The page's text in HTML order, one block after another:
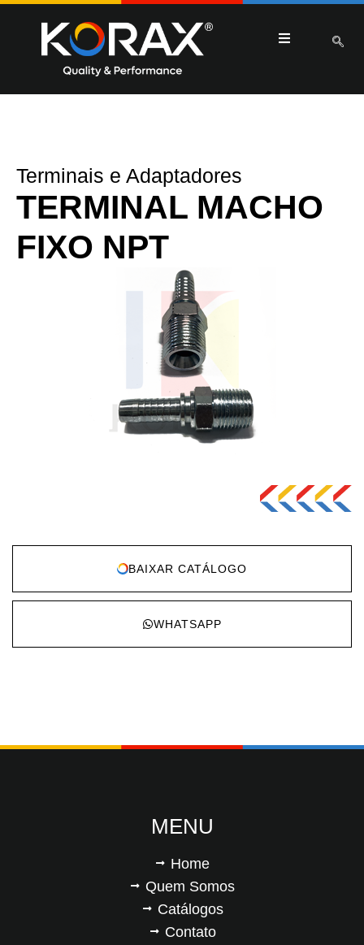
Terminais e Adaptadores
TERMINAL MACHO
FIXO NPT
BAIXAR CATÁLOGO
WHATSAPP
MENU
Home
Quem Somos
Catálogos
Contato